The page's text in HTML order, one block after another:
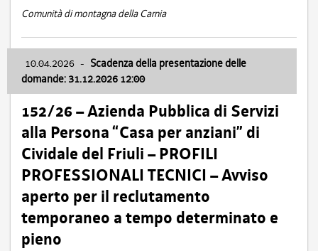
Comunità di montagna della Carnia
10.04.2026 - Scadenza della presentazione delle
domande: 31.12.2026 12:00
152/26 – Azienda Pubblica di Servizi
alla Persona “Casa per anziani” di
Cividale del Friuli – PROFILI
PROFESSIONALI TECNICI – Avviso
aperto per il reclutamento
temporaneo a tempo determinato e
pieno